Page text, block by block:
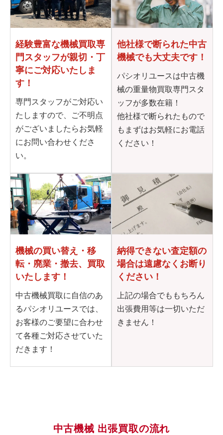
経験豊富な機械買取専
門 スタッフが親切・丁
寧にご対応いたしま
す！
専門スタッフがご対応い
たしますので、ご不明点
がございましたらお気軽
にお問い合わせくださ
い。
他社様で断られた中古
機械でも大丈夫です！
パシオリユースは中古機
械の重量物買取専門スタ
ッフが多数在籍！
他社様で断られたもので
もまずはお気軽にお電話
ください！
機械の買い替え・移
転・ 廃業・撤去、買取
いたします！
中古機械買取に自信のあ
るパシオリユースでは、
お客様のご要望に合わせ
て各種ご対応させていた
だきます！
納得できない査定額の
場合は遠慮なくお断り
ください！
上記の場合でももちろん
出張費用等は一切いただ
きません！
中古機械 出張買取の流れ